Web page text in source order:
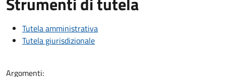
Tutela amministrativa
Tutela giurisdizionale
Argomenti: